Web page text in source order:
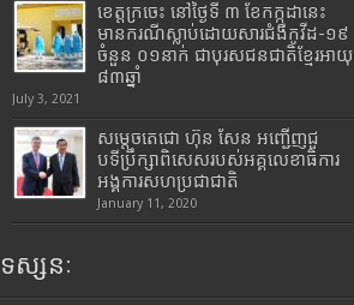
ខេត្តក្រចេះ នៅថ្ងៃទី ៣ ខែកក្កដានេះ
មានករណីស្លាប់ដោយសារជំងឺកូវីដ-១៩
ចំនួន ០១នាក់ ជាបុរសជនជាតិខ្មែរអាយុ
៨៣ឆ្នាំ
July 3, 2021
សម្តេចតេជោ ហ៊ុន សែន អញ្ជើញជួ
បទីប្រឹក្សាពិសេសរបស់អគ្គលេខាធិការ
អង្គការសហប្រជាជាតិ
January 11, 2020
ទស្សនៈ